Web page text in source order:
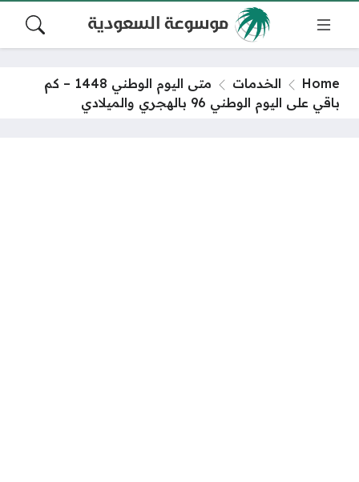
Home الخدمات
متى اليوم الوطني 1448 – كم
باقي على اليوم الوطني 96 بالهجري والميلادي